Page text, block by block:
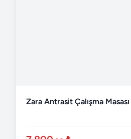
Zara Antrasit Çalışma